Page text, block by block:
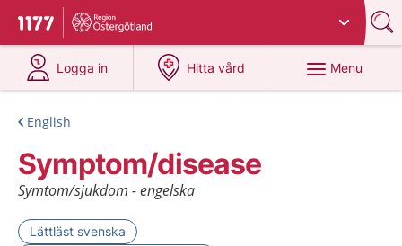
To start page for 1177
Du har valt region
Logga in
at 1177.se
Hitta vård
at 1177.se
Menu
English
Symptom/disease
Symtom/sjukdom - engelska
Lättläst svenska